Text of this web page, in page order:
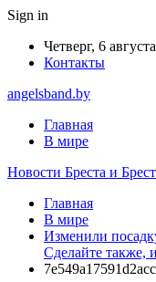
Sign in
Четверг, 6
Контакты
angelsband.by
Главная
В мире
Новости Бреста и
Главная
В мире
Изменили
Сделайте также,